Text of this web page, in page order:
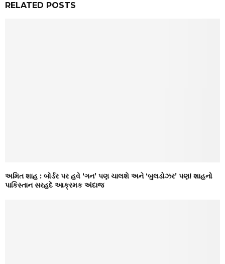
RELATED POSTS
અમિત શાહ : બોર્ડર પર હવે ‘ગન’ પણ ચાલશે અને ‘બુલડોઝર’ પણ! શાહનો
પાકિસ્તાન સરહદે આક્રમક અંદાજ